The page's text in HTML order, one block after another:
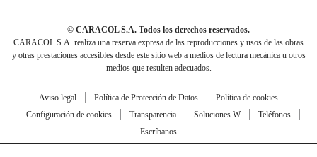
© CARACOL S.A. Todos los derechos reservados.
CARACOL S.A. realiza una reserva expresa de las reproducciones y usos de las obras
y otras prestaciones accesibles desde este sitio web a medios de lectura mecánica u otros
medios que resulten adecuados.
Aviso legal Política de Protección de Datos
Política de cookies
Configuración de cookies
Transparencia Soluciones W
Teléfonos
Escríbanos